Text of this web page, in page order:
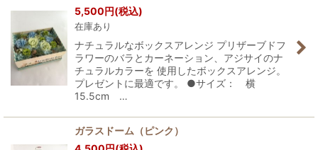
5,500円(税込)
在庫あり
ナチュラルなボックスアレンジ プリザーブドフ
ラワーのバラとカーネーション、アジサイのナ
チュラルカラーを 使用したボックスアレンジ。
プレゼントに最適です。 ●サイズ： 横
15.5cm …
ガラスドーム（ピンク）